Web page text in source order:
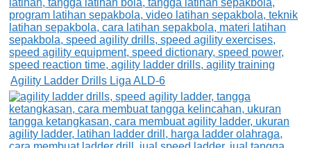
Agility Ladder Drills Liga ALD-6